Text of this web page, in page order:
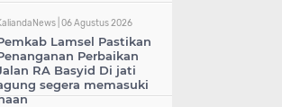
| 06 Agustus 2026
Lamsel Pastikan
Perbaikan
RA Basyid Di jati
segera memasuki